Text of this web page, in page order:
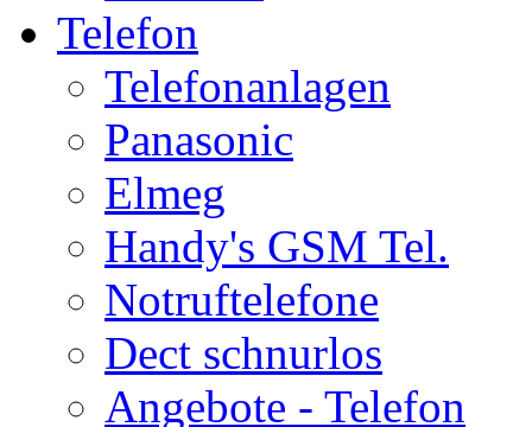
Telefon
Telefonanlagen
Panasonic
Elmeg
Handy's GSM Tel.
Notruftelefone
Dect schnurlos
Angebote - Telefon